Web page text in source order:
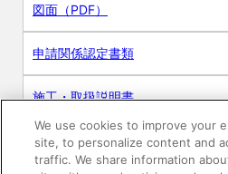
図面（PDF）
申請関係認定書類
施工・取扱説明書
動画
We use cookies to improve your
site, to personalize content and
traffic. We share information